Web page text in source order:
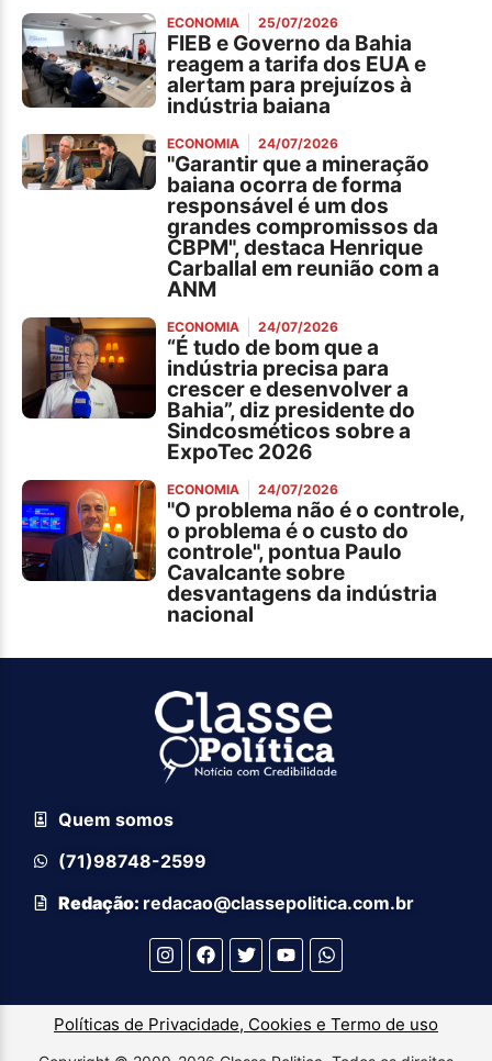
ECONOMIA 25/07/2026
FIEB e Governo da Bahia
reagem a tarifa dos EUA e
alertam para prejuízos à
indústria baiana
ECONOMIA 24/07/2026
"Garantir que a mineração
baiana ocorra de forma
responsável é um dos
grandes compromissos da
CBPM", destaca Henrique
Carballal em reunião com a
ANM
ECONOMIA 24/07/2026
“É tudo de bom que a
indústria precisa para
crescer e desenvolver a
Bahia”, diz presidente do
Sindcosméticos sobre a
ExpoTec 2026
ECONOMIA 24/07/2026
"O problema não é o controle,
o problema é o custo do
controle", pontua Paulo
Cavalcante sobre
desvantagens da indústria
nacional
Quem somos
(71)98748-2599
Redação: redacao@classepolitica.com.br
Políticas de Privacidade, Cookies e Termo de uso